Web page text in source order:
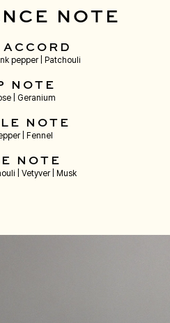
NOTE
pepper | Patchouli
NOTE
| Geranium
NOTE
| Fennel
NOTE
| Vetyver | Musk